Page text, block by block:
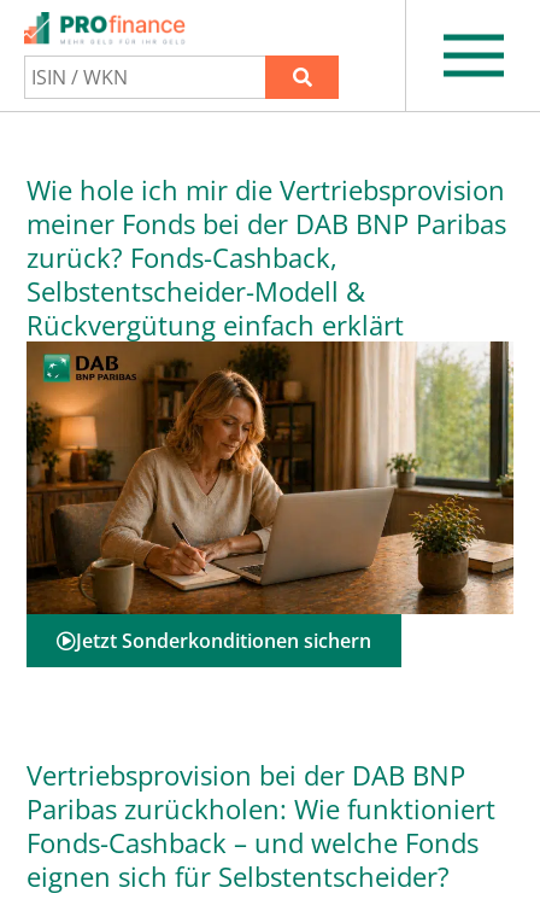
Wie hole ich mir die Vertriebsprovision
meiner Fonds bei der DAB BNP Paribas
zurück? Fonds-Cashback,
Selbstentscheider-Modell &
Rückvergütung einfach erklärt
Jetzt Sonderkonditionen sichern
Vertriebsprovision bei der DAB BNP
Paribas zurückholen: Wie funktioniert
Fonds-Cashback – und welche Fonds
eignen sich für Selbstentscheider?